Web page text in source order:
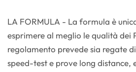
LA FORMULA - La formula è
esprimere al meglio le qualità dei
regolamento prevede sia regate
speed-test e prove long distance,